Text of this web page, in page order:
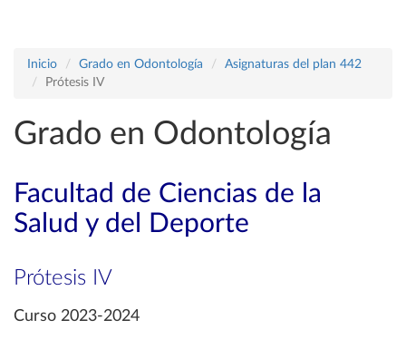
Inicio Grado en Odontología
Asignaturas del plan 442
Prótesis IV
Grado en Odontología
Facultad de Ciencias de la
Salud y del Deporte
Prótesis IV
Curso 2023-2024